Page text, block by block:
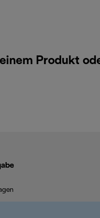
Produkt